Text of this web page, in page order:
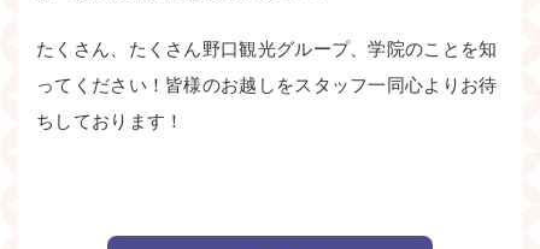
たくさん、たくさん野口観光グループ、学院のことを知
ってください！皆様のお越しをスタッフ一同心よりお待
ちしております！